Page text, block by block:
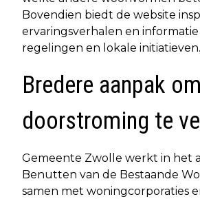
Bovendien biedt de website
ervaringsverhalen en
regelingen en lokale initiatieven.
Bredere aanpak om
doorstroming te
Gemeente Zwolle werkt in het
Benutten van de Bestaande
samen met woningcorporaties